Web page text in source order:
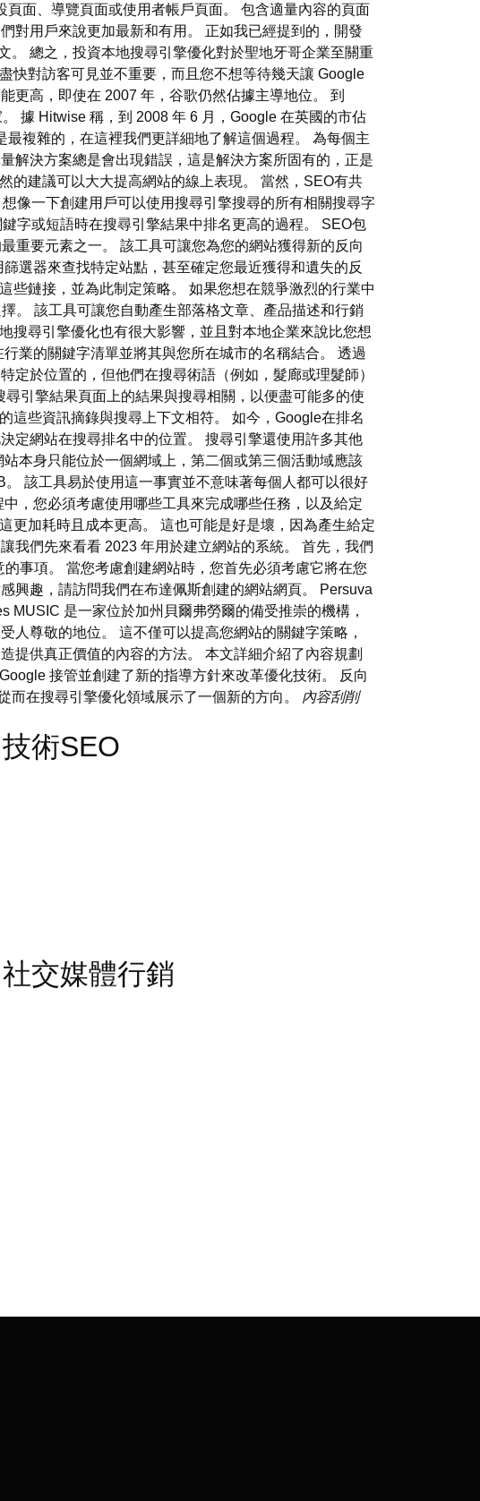
面、導覽頁面或使用者帳戶頁面。 包含適量內容的頁面
對用戶來說更加最新和有用。 正如我已經提到的，開發
。 總之，投資本地搜尋引擎優化對於聖地牙哥企業至關重
快對訪客可見並不重要，而且您不想等待幾天讓 Google
更高，即使在 2007 年，谷歌仍然佔據主導地位。 到
據 Hitwise 稱，到 2008 年 6 月，Google 在英國的市佔
複雜的，在這裡我們更詳細地了解這個過程。 為每個主
解決方案總是會出現錯誤，這是解決方案所固有的，正是
的建議可以大大提高網站的線上表現。 當然，SEO有共
像一下創建用戶可以使用搜尋引擎搜尋的所有相關搜尋字
字或短語時在搜尋引擎結果中排名更高的過程。 SEO包
重要元素之一。 該工具可讓您為您的網站獲得新的反向
選器來查找特定站點，甚至確定您最近獲得和遺失的反
些鏈接，並為此制定策略。 如果您想在競爭激烈的行業中
。 該工具可讓您自動產生部落格文章、產品描述和行銷
搜尋引擎優化也有很大影響，並且對本地企業來說比您想
業的關鍵字清單並將其與您所在城市的名稱結合。 透過
於位置的，但他們在搜尋術語（例如，髮廊或理髮師）
引擎結果頁面上的結果與搜尋相關，以便盡可能多的使
這些資訊摘錄與搜尋上下文相符。 如今，Google在排名
定網站在搜尋排名中的位置。 搜尋引擎還使用許多其他
本身只能位於一個網域上，第二個或第三個活動域應該
該工具易於使用這一事實並不意味著每個人都可以很好
，您必須考慮使用哪些工具來完成哪些任務，以及給定
更加耗時且成本更高。 這也可能是好是壞，因為產生給定
我們先來看看 2023 年用於建立網站的系統。 首先，我們
事項。 當您考慮創建網站時，您首先必須考慮它將在您
興趣，請訪問我們在布達佩斯創建的網站網頁。 Persuva
是一家位於加州貝爾弗勞爾的備受推崇的機構，
人尊敬的地位。 這不僅可以提高您網站的關鍵字策略，
提供真正價值的內容的方法。 本文詳細介紹了內容規劃
Google 接管並創建了新的指導方針來改革優化技術。 反向
在搜尋引擎優化領域展示了一個新的方向。 內容刮削
術SEO
交媒體行銷